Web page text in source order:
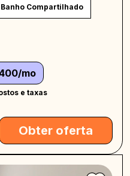
Banho Compartilhado
mo
e taxas
Obter oferta